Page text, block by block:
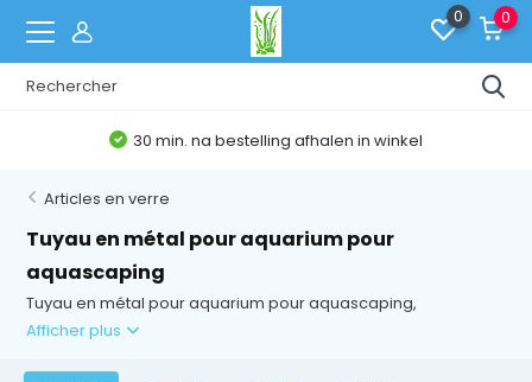
0 0
30 min. na bestelling afhalen in winkel
Articles en verre
Tuyau en métal pour aquarium pour
aquascaping
Tuyau en métal pour aquarium pour aquascaping,
Afficher plus